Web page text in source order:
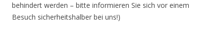
behindert werden – bitte informieren Sie sich vor einem
Besuch sicherheitshalber bei uns!)